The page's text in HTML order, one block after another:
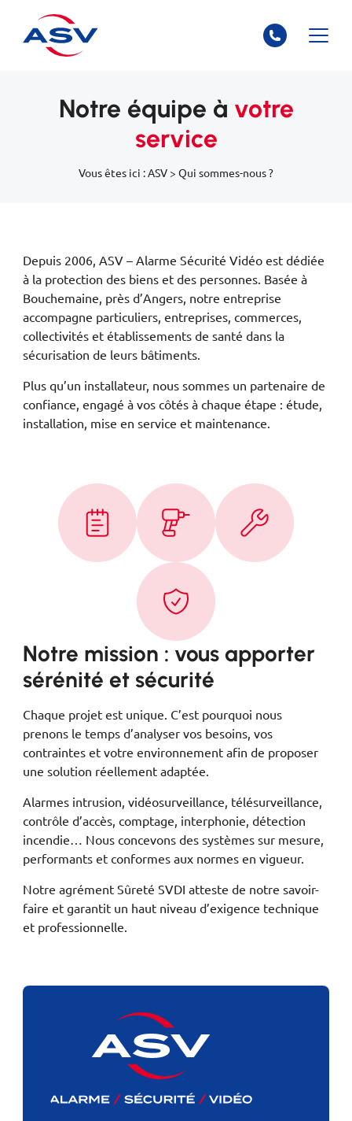
Notre équipe à votre
service
Vous êtes ici :ASV > Qui sommes-nous ?
Depuis 2006, ASV – Alarme Sécurité Vidéo est dédiée
à la protection des biens et des personnes. Basée à
Bouchemaine, près d’Angers, notre entreprise
accompagne particuliers, entreprises, commerces,
collectivités et établissements de santé dans la
sécurisation de leurs bâtiments.
Plus qu’un installateur, nous sommes un partenaire de
confiance, engagé à vos côtés à chaque étape : étude,
installation, mise en service et maintenance.
Notre mission : vous apporter
sérénité et sécurité
Chaque projet est unique. C’est pourquoi nous
prenons le temps d’analyser vos besoins, vos
contraintes et votre environnement afin de proposer
une solution réellement adaptée.
Alarmes intrusion, vidéosurveillance, télésurveillance,
contrôle d’accès, comptage, interphonie, détection
incendie… Nous concevons des systèmes sur mesure,
performants et conformes aux normes en vigueur.
Notre agrément Sûreté SVDI atteste de notre savoir-
faire et garantit un haut niveau d’exigence technique
et professionnelle.